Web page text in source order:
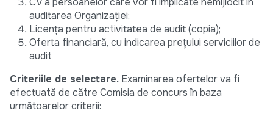
auditarea Organizației;
Licența pentru activitatea de audit (copia);
Oferta financiară, cu indicarea prețului serviciilor de
audit
Criteriile de selectare. Examinarea ofertelor va fi
efectuată de către Comisia de concurs în baza
următoarelor criterii: